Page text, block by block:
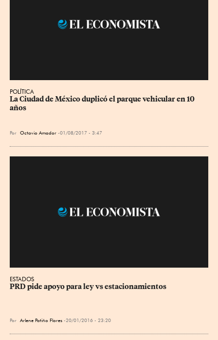
POLÍTICA
La Ciudad de México duplicó el parque vehicular en 10
años
Por Octavio Amador 01/08/2017 - 3:47
ESTADOS
PRD pide apoyo para ley vs estacionamientos
Por Arlene Patiño Flores 20/01/2016 - 23:20